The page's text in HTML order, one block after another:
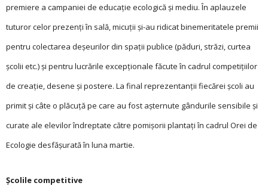
premiere a campaniei de educație ecologică și mediu. În aplauzele
tuturor celor prezenți în sală, micuții și-au ridicat binemeritatele premii
pentru colectarea deșeurilor din spații publice (păduri, străzi, curtea
școlii etc.) și pentru lucrările excepționale făcute în cadrul competițiilor
de creație, desene și postere. La final reprezentanții fiecărei școli au
primit și câte o plăcuță pe care au fost așternute gândurile sensibile și
curate ale elevilor îndreptate către pomișorii plantați în cadrul Orei de
Ecologie desfășurată în luna martie.
Școlile competitive